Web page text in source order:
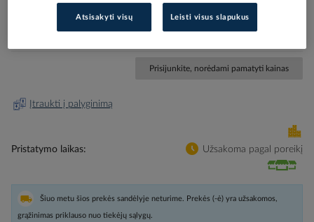
Elektrobalt prekės kodas
Prisijunkite, norėdami pamatyti kainas
Įtraukti į palyginimą
Pristatymo laikas Užsakoma pagal poreikį
Šiuo metu šios prekės sandėlyje neturime. Prekės (-ė) yra užsakomos,
grąžinimas priklauso nuo tiekėjų sąlygų.
Atsisakyti visų Leisti visus slapukus